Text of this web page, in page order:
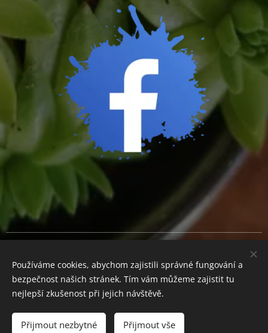
Do košíku
Měna
CZK Kč
EUR €
Používáme cookies, abychom zajistili správné fungování a
bezpečnost našich stránek. Tím vám můžeme zajistit tu
nejlepší zkušenost při jejich návštěvě.
Přijmout nezbytné Přijmout vše